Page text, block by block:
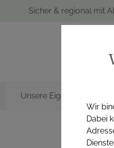
Sicher & regional mit
Unsere Eigenprodukte
Wir
Dabei